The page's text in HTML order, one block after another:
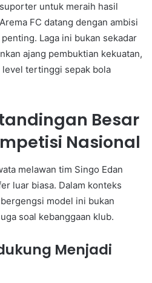
untuk meraih hasil
FC datang dengan ambisi
Laga ini bukan sekadar
ajang pembuktian kekuatan,
tertinggi sepak bola
Besar
Nasional
melawan tim Singo Edan
luar biasa. Dalam konteks
model ini bukan
soal kebanggaan klub.
Menjadi